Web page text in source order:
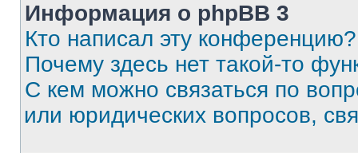
Информация о phpBB 3
Кто написал эту конференцию?
Почему здесь нет такой-то
С кем можно связаться по
или юридических вопросов,